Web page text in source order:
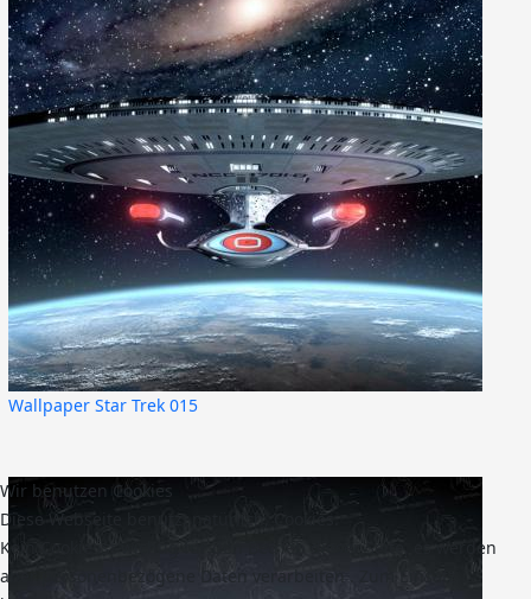
Wallpaper Star Trek 015
Wir benutzen Cookies
Diese Webseite benutz, natürlich, Cookies.
Kein Cookie ist wichtig für den Betrieb dieser Seite, es werden
aber personenbezogene Daten verarbeiten . Zum Einsatz